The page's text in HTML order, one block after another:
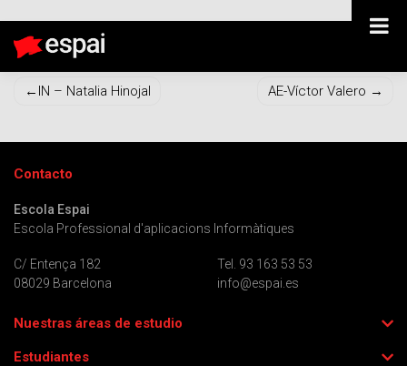
Navegación
entradas
IN – Natalia Hinojal AE-Víctor Valero
Contacto
Escola Espai
Escola Professional d'aplicacions Informàtiques
C/ Entença 182
08029 Barcelona
Tel. 93 163 53 53
info@espai.es
Nuestras áreas de estudio
Estudiantes